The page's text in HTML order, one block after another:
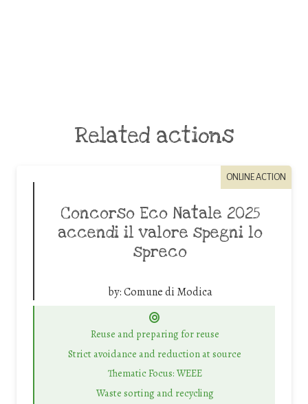
Related actions
ONLINE ACTION
Concorso Eco Natale 2025
accendi il valore spegni lo
spreco
by:Comune di Modica
Reuse and preparing for reuse
Strict avoidance and reduction at source
Thematic Focus: WEEE
Waste sorting and recycling